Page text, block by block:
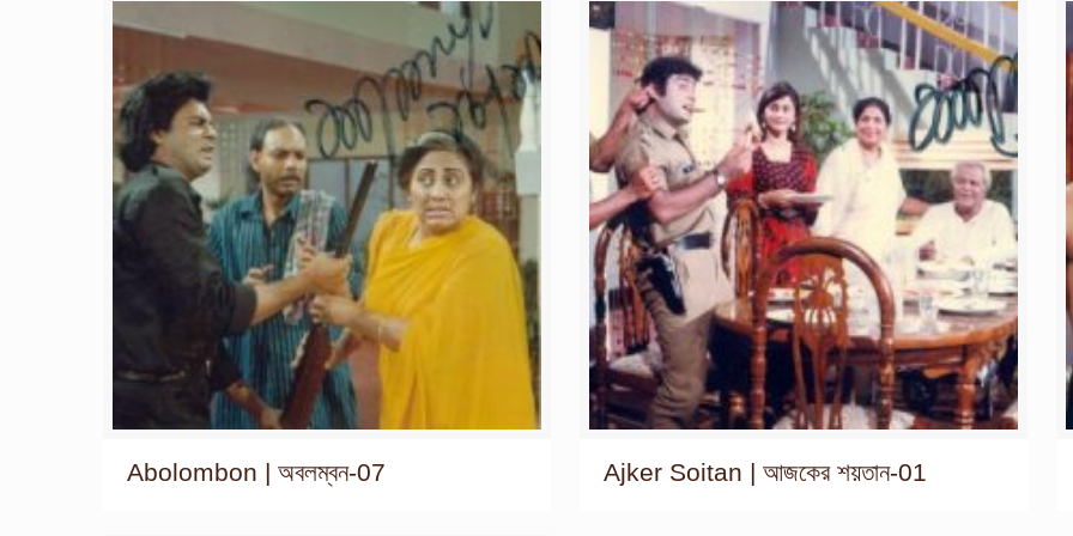
Abolombon | অবলম্বন-07 Ajker Soitan | আজকের শয়তান-01